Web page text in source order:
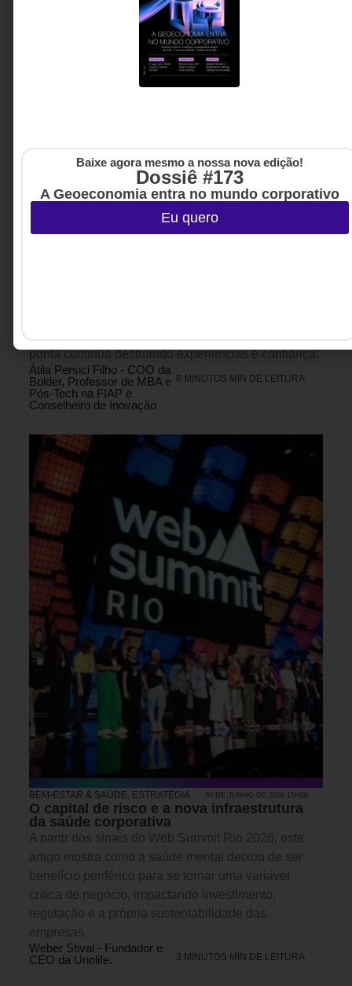
USER
EXPERIENCE, UX
1º DE JULHO DE 2026 08H00
ponta continua destruindo experiências e confiança.
Átila Persici Filho - COO da
Bolder, Professor de MBA e
Pós-Tech na FIAP e
Conselheiro de Inovação
8 MINUTOS MIN DE LEITURA
BEM-ESTAR & SAÚDE, ESTRATÉGIA 30 DE JUNHO DE 2026 15H00
O capital de risco e a nova infraestrutura
da saúde corporativa
A partir dos sinais do Web Summit Rio 2026, este
artigo mostra como a saúde mental deixou de ser
benefício periférico para se tornar uma variável
crítica de negócio, impactando investimento,
regulação e a própria sustentabilidade das
empresas.
Weber Stival - Fundador e
CEO da Unolife.
3 MINUTOS MIN DE LEITURA
Baixe agora mesmo a nossa nova edição!
Dossiê #173
A Geoeconomia entra no mundo corporativo
Eu quero